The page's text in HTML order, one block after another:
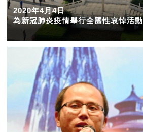
2020年4月4日
為新冠肺炎疫情舉行全國性哀悼活動